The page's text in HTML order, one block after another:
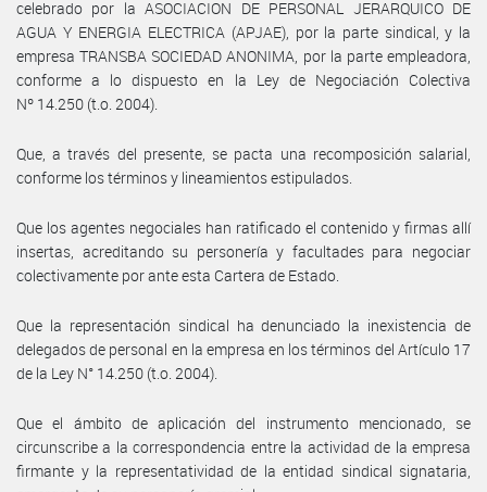
celebrado por la ASOCIACION DE PERSONAL JERARQUICO DE
AGUA Y ENERGIA ELECTRICA (APJAE), por la parte sindical, y la
empresa TRANSBA SOCIEDAD ANONIMA, por la parte empleadora,
conforme a lo dispuesto en la Ley de Negociación Colectiva
Nº 14.250 (t.o. 2004).
Que, a través del presente, se pacta una recomposición salarial,
conforme los términos y lineamientos estipulados.
Que los agentes negociales han ratificado el contenido y firmas allí
insertas, acreditando su personería y facultades para negociar
colectivamente por ante esta Cartera de Estado.
Que la representación sindical ha denunciado la inexistencia de
delegados de personal en la empresa en los términos del Artículo 17
de la Ley N° 14.250 (t.o. 2004).
Que el ámbito de aplicación del instrumento mencionado, se
circunscribe a la correspondencia entre la actividad de la empresa
firmante y la representatividad de la entidad sindical signataria,